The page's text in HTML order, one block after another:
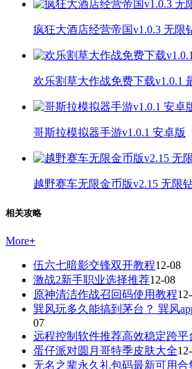
疯狂大酒店经营帝国v1.0.3 无限
欢乐割草大作战免费下载v1.0.1
哥斯拉模拟器手游v1.0.1 安卓版
越野赛车无限金币版v2.15 无限
相关攻略
More+
伍六七暗影交锋双开教程12-08
激战2新手职业选择推荐12-08
原神清洁作战召回码使用教程
巽风玩多久能搞到茅台？ 巽风
07
远程控制软件推荐高效稳定跨平
蛋仔派对圆月哥特季皮肤大全
无名之辈永久礼包码最新可用合